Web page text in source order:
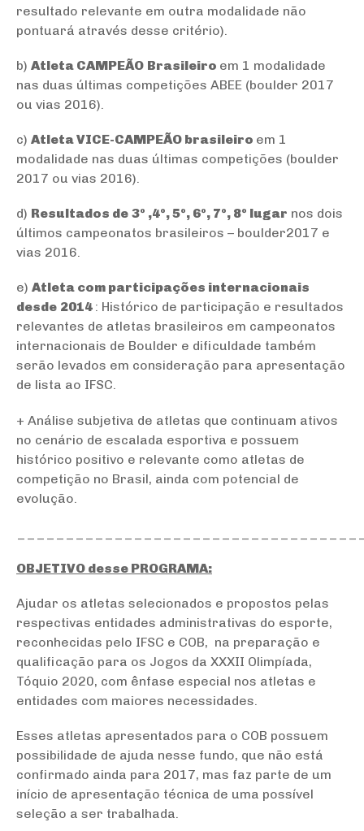
resultado relevante em outra modalidade não
pontuará através desse critério).
b) Atleta CAMPEÃO Brasileiro em 1 modalidade
nas duas últimas competições ABEE (boulder 2017
ou vias 2016).
c) Atleta VICE-CAMPEÃO brasileiro em 1
modalidade nas duas últimas competições (boulder
2017 ou vias 2016).
d) Resultados de 3º ,4º, 5º, 6º, 7º, 8º lugar nos dois
últimos campeonatos brasileiros – boulder2017 e
vias 2016.
e) Atleta com participações internacionais
desde 2014 : Histórico de participação e resultados
relevantes de atletas brasileiros em campeonatos
internacionais de Boulder e dificuldade também
serão levados em consideração para apresentação
de lista ao IFSC.
+ Análise subjetiva de atletas que continuam ativos
no cenário de escalada esportiva e possuem
histórico positivo e relevante como atletas de
competição no Brasil, ainda com potencial de
evolução.
OBJETIVO desse PROGRAMA:
Ajudar os atletas selecionados e propostos pelas
respectivas entidades administrativas do esporte,
reconhecidas pelo IFSC e COB, na preparação e
qualificação para os Jogos da XXXII Olimpíada,
Tóquio 2020, com ênfase especial nos atletas e
entidades com maiores necessidades.
Esses atletas apresentados para o COB possuem
possibilidade de ajuda nesse fundo, que não está
confirmado ainda para 2017, mas faz parte de um
início de apresentação técnica de uma possível
seleção a ser trabalhada.